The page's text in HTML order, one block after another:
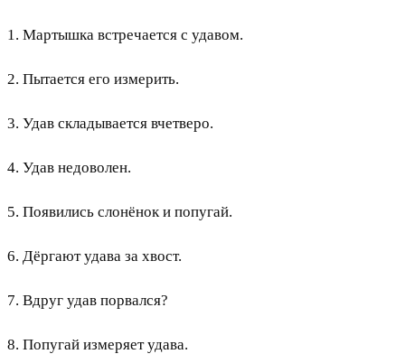
1. Мартышка встречается с удавом.
2. Пытается его измерить.
3. Удав складывается вчетверо.
4. Удав недоволен.
5. Появились слонёнок и попугай.
6. Дёргают удава за хвост.
7. Вдруг удав порвался?
8. Попугай измеряет удава.